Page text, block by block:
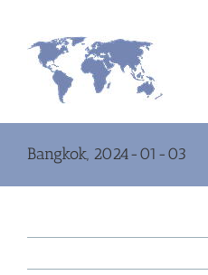
springen
Bangkok, 2024-01-03